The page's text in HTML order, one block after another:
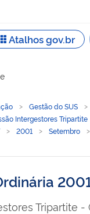
de navegação
Gestão do SUS
Intergestores Tripartite
2001 Setembro
Tripartite -